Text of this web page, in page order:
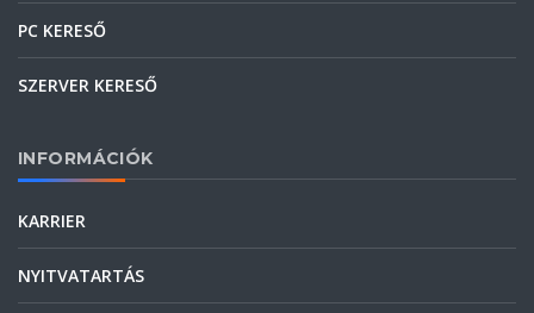
PC KERESŐ
SZERVER KERESŐ
INFORMÁCIÓK
KARRIER
NYITVATARTÁS